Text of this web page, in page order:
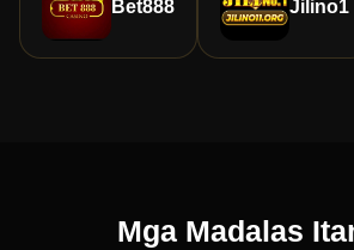
Bet888 Jilino1
Mga Madalas